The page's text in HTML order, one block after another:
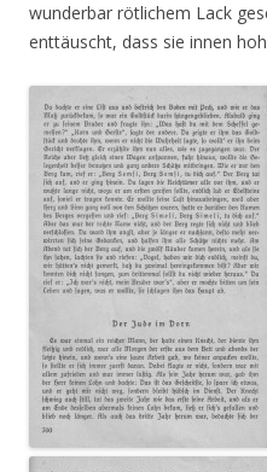
wunderbar rötlichem Lack
enttäuscht, dass sie innen